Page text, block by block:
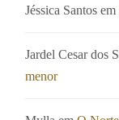
Jéssica Santos em
Jardel Cesar dos
menor